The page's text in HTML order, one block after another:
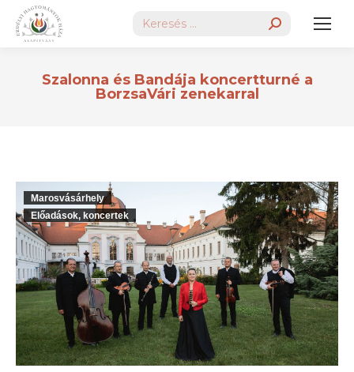
Search:
Szalonna és Bandája koncertturné a
BorzsaVári zenekarral
Marosvásárhely
Előadások, koncertek